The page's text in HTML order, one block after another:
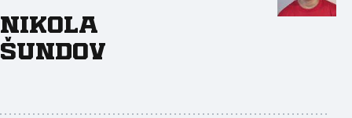
Nikola
Šundov